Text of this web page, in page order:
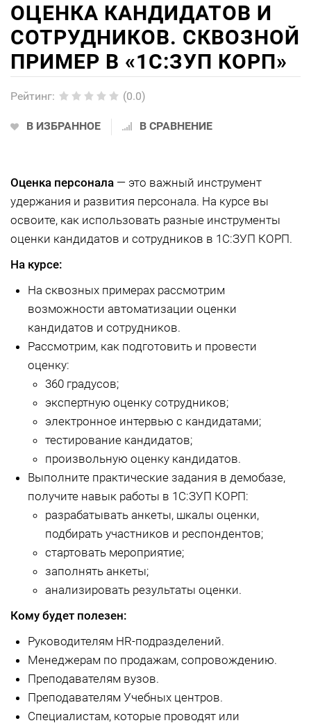
ОЦЕНКА КАНДИДАТОВ И
СОТРУДНИКОВ. СКВОЗНОЙ
ПРИМЕР В «1С:ЗУП КОРП»
Рейтинг: (0.0)
В ИЗБРАННОЕ В СРАВНЕНИЕ
Оценка персонала — это важный инструмент
удержания и развития персонала. На курсе вы
освоите, как использовать разные инструменты
оценки кандидатов и сотрудников в 1С:ЗУП КОРП.
На курсе:
На сквозных примерах рассмотрим
возможности автоматизации оценки
кандидатов и сотрудников.
Рассмотрим, как подготовить и провести
оценку:
360 градусов;
экспертную оценку сотрудников;
электронное интервью с кандидатами;
тестирование кандидатов;
произвольную оценку кандидатов.
Выполните практические задания в демобазе,
получите навык работы в 1С:ЗУП КОРП:
разрабатывать анкеты, шкалы оценки,
подбирать участников и респондентов;
стартовать мероприятие;
заполнять анкеты;
анализировать результаты оценки.
Кому будет полезен:
Руководителям HR-подразделений.
Менеджерам по продажам, сопровождению.
Преподавателям вузов.
Преподавателям Учебных центров.
Специалистам, которые проводят или